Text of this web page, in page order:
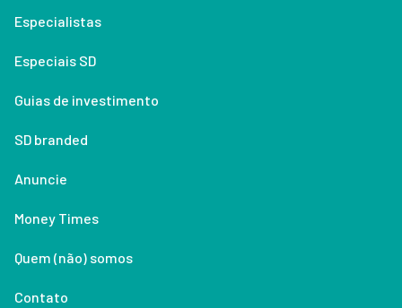
Especialistas
Especiais SD
Guias de investimento
SD branded
Anuncie
Money Times
Quem (não) somos
Contato